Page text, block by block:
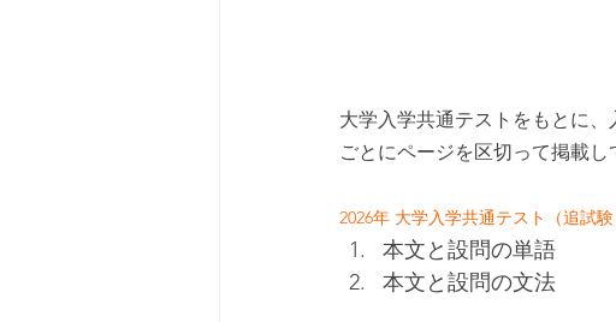
大学入学共通テストをもとに
ごとにページを区切って掲載し
2026年 大学入学共通テスト（追試験
本文と設問の単語
本文と設問の文法